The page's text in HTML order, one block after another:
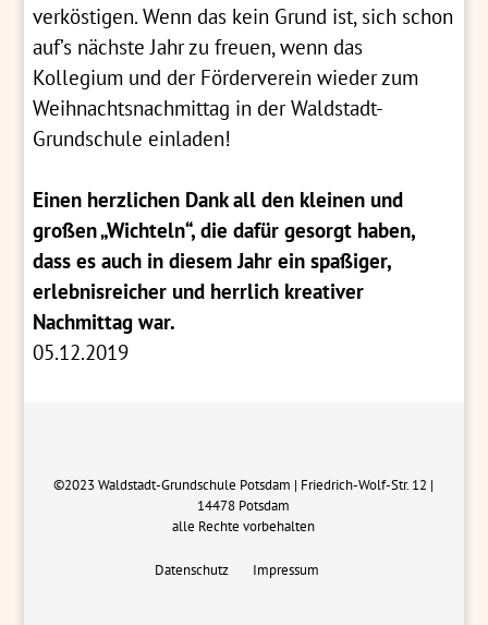
verköstigen. Wenn das kein Grund ist, sich schon
auf’s nächste Jahr zu freuen, wenn das
Kollegium und der Förderverein wieder zum
Weihnachtsnachmittag in der Waldstadt-
Grundschule einladen!
Einen herzlichen Dank all den kleinen und
großen „Wichteln“, die dafür gesorgt haben,
dass es auch in diesem Jahr ein spaßiger,
erlebnisreicher und herrlich kreativer
Nachmittag war.
05.12.2019
©2023 Waldstadt-Grundschule Potsdam | Friedrich-Wolf-Str. 12 |
14478 Potsdam
alle Rechte vorbehalten
Datenschutz Impressum